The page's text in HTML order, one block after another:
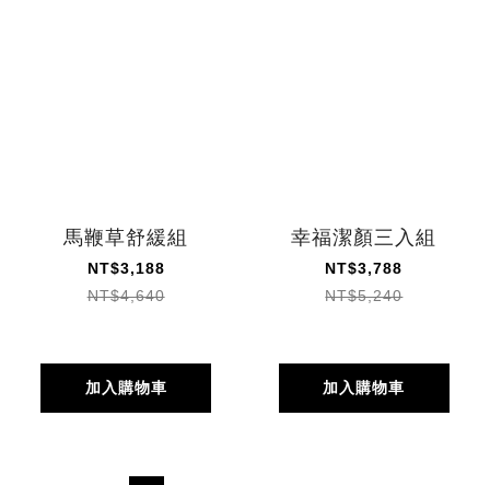
馬鞭草舒緩組
NT$3,188
NT$4,640
加入購物車
幸福潔顏三入組
NT$3,788
NT$5,240
加入購物車